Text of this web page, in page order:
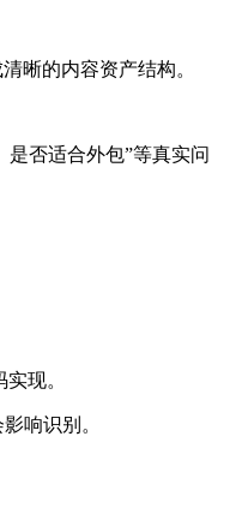
晰的内容资产结构。
否适合外包”等真实问
现。
响识别。